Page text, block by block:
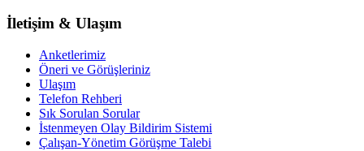
İletişim & Ulaşım
Anketlerimiz
Öneri ve Görüşleriniz
Ulaşım
Telefon Rehberi
Sık Sorulan Sorular
İstenmeyen Olay Bildirim Sistemi
Çalışan-Yönetim Görüşme Talebi